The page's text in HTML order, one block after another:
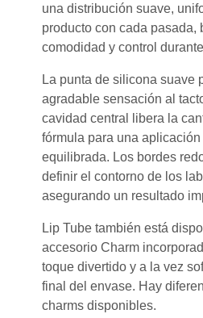
una distribución suave,
producto con cada pasada,
comodidad y control
La punta de silicona suave
agradable sensación al
cavidad central libera la
fórmula para una
equilibrada. Los bordes
definir el contorno de los
asegurando un resultado
Lip Tube también está
accesorio Charm
toque divertido y a la vez
final del envase. Hay
charms disponibles.